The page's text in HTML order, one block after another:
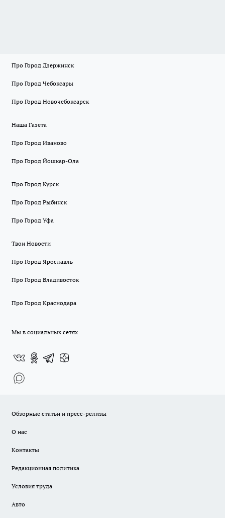
Про Город Дзержинск
Про Город Чебоксары
Про Город Новочебоксарск
Наша Газета
Про Город Иваново
Про Город Йошкар-Ола
Про Город Курск
Про Город Рыбинск
Про Город Уфа
Твои Новости
Про Город Ярославль
Про Город Владивосток
Про Город Краснодара
Мы в социальных сетях
Обзорные статьи и пресс-релизы
О нас
Контакты
Редакционная политика
Условия труда
Авто